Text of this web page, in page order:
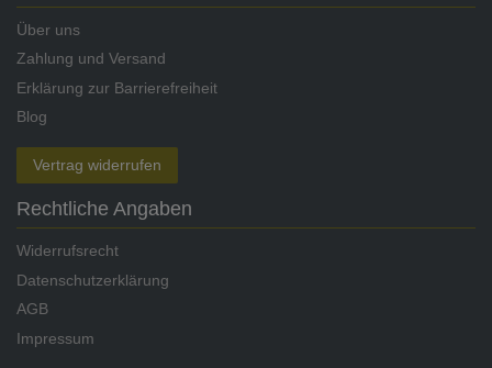
Über uns
Zahlung und Versand
Erklärung zur Barrierefreiheit
Blog
Vertrag widerrufen
Rechtliche Angaben
Widerrufsrecht
Datenschutzerklärung
AGB
Impressum